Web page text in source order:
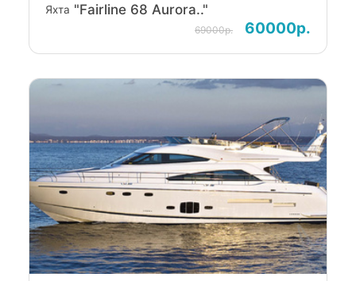
Яхта "Fairline 68 Aurora.."
69000р. 60000р.